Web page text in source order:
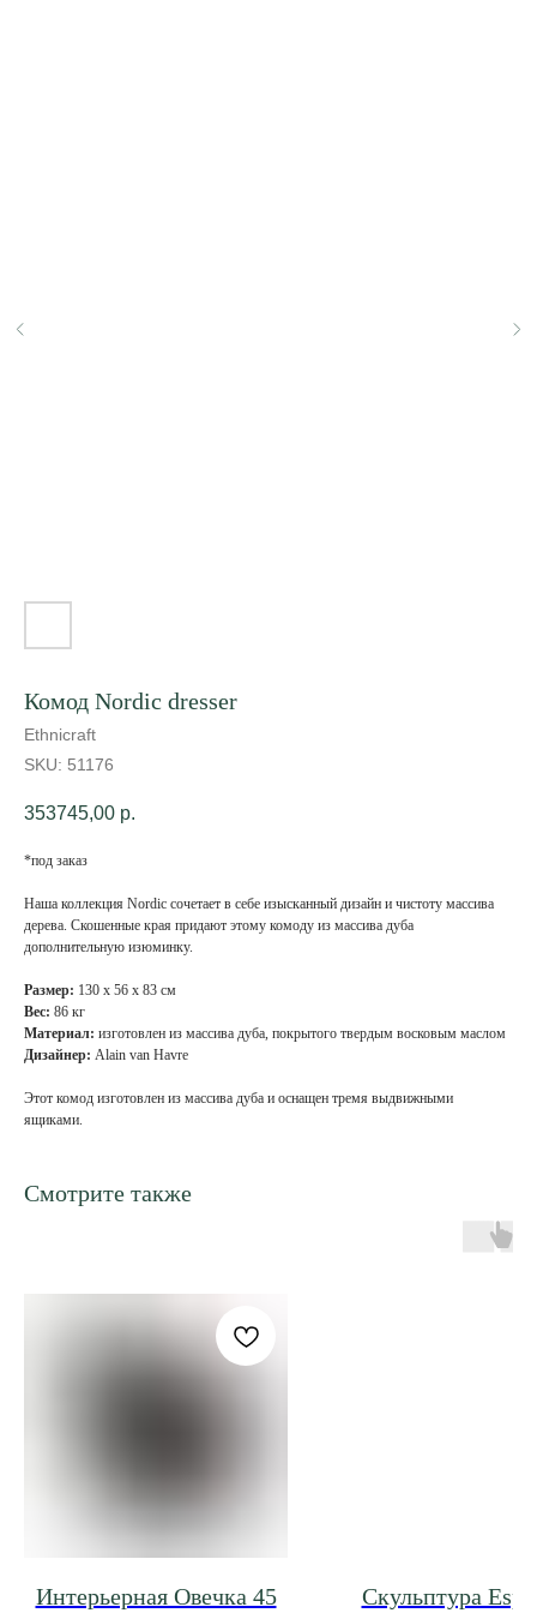
Комод Nordic dresser
Ethnicraft
SKU: 51176
353745,00 р.
*под заказ
Наша коллекция Nordic сочетает в себе изысканный дизайн и чистоту массива
дерева. Скошенные края придают этому комоду из массива дуба
дополнительную изюминку.
Размер: 130 х 56 х 83 см
Вес: 86 кг
Материал: изготовлен из массива дуба, покрытого твердым восковым маслом
Дизайнер: Alain van Havre
Этот комод изготовлен из массива дуба и оснащен тремя выдвижными
ящиками.
Смотрите также
Интерьерная Овечка 45
Скульптура